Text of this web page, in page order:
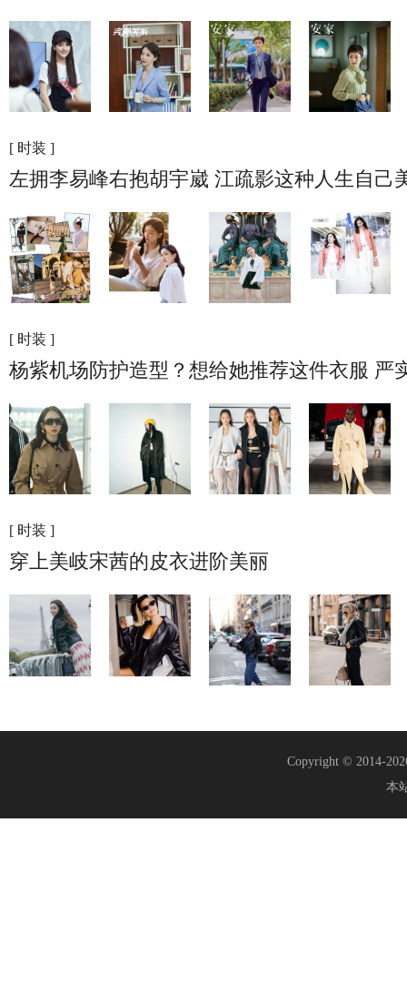
[ 时装 ]
左拥李易峰右抱胡宇崴 江疏影这种人生自己
[ 时装 ]
杨紫机场防护造型？想给她推荐这件衣服 严
[ 时装 ]
穿上美岐宋茜的皮衣进阶美丽
Copyright © 2014-
本